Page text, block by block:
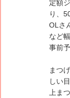
定額
り、
OLさ
など
事前
まつ
しい
上ま